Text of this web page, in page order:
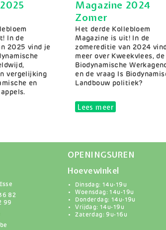
In de
2025 vind je
vergelijking
en
Magazine 2025 Zomer
Magazine 2024
Zomer
Samenvatting
Het derde Kollebloem
Magazine is uit! In de
zomereditie van 2024
meer over Kweekvlees, de
Biodynamische
en de vraag Is
Landbouw politiek?
Lees meerover
82
99
OPENINGSUREN
Hoevewinkel
Dinsdag: 14u-19u
Woensdag: 14u-19u
Donderdag: 14u-19u
Vrijdag: 14u-19u
Zaterdag: 9u-16u